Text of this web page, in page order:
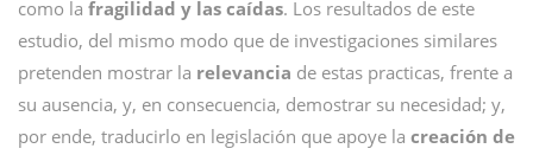
como la fragilidad y las caídas. Los resultados de este
estudio, del mismo modo que de investigaciones similares
pretenden mostrar la relevancia de estas practicas, frente a
su ausencia, y, en consecuencia, demostrar su necesidad; y,
por ende, traducirlo en legislación que apoye la creación de